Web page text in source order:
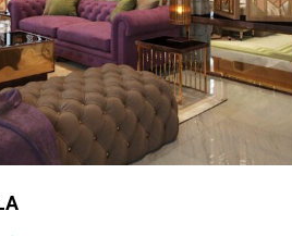
SELAVIA HOTEL PHÚ QUỐC